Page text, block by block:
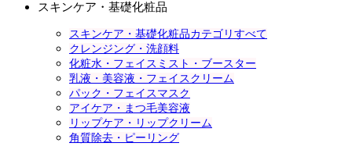
スキンケア・基礎化粧品
スキンケア・基礎化粧品カテゴリすべて
クレンジング・洗顔料
化粧水・フェイスミスト・ブースター
乳液・美容液・フェイスクリーム
パック・フェイスマスク
アイケア・まつ毛美容液
リップケア・リップクリーム
角質除去・ピーリング